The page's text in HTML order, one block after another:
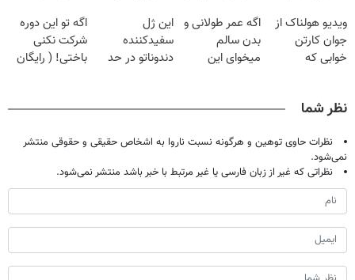
فقط ۲۵ میلیون
خانگی
۲۵ میلیون
تومان!!!
ویدیو هولناک از
جوان کارتن
خوابی که
اگه عمر طولانی و
بدن سالم
میخوای این
این ژل
سفیدکننده
دندوناتو در حد
(40%تخفیف)
اگه تو این دوره
شرکت نکنی
باختی! ( رایگان
نظر شما
نظرات حاوی توهین و هرگونه نسبت ناروا به اشخاص حقیقی و حقوقی منتشر
نمی‌شود.
نظراتی که غیر از زبان فارسی یا غیر مرتبط با خبر باشد منتشر نمی‌شود.